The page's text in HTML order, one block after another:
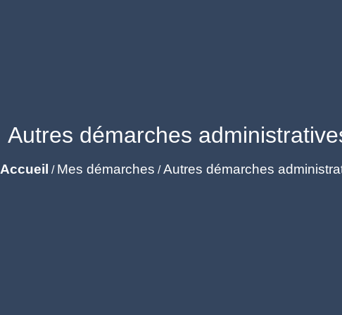
Autres démarches
Accueil / Mes démarches /Autres démarches